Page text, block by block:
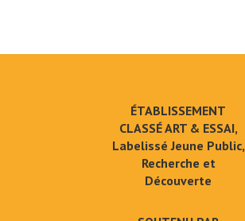
ÉTABLISSEMENT
CLASSÉ ART & ESSAI,
Labelissé Jeune Public,
Recherche et
Découverte